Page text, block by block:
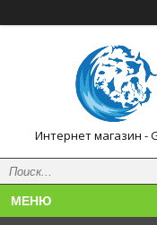
Интернет магазин -